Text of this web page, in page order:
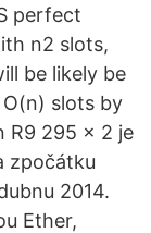
perfect
n2 slots,
be likely be
slots by
R9 295 × 2 je
zpočátku
2014.
Ether,